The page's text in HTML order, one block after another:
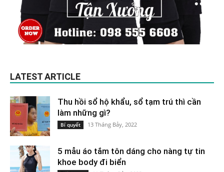
LATEST ARTICLE
Thu hồi sổ hộ khẩu, sổ tạm trú thì cần
làm những gì?
Bí quyết 13 Tháng Bảy, 2022
5 mẫu áo tắm tôn dáng cho nàng tự tin
khoe body đi biển